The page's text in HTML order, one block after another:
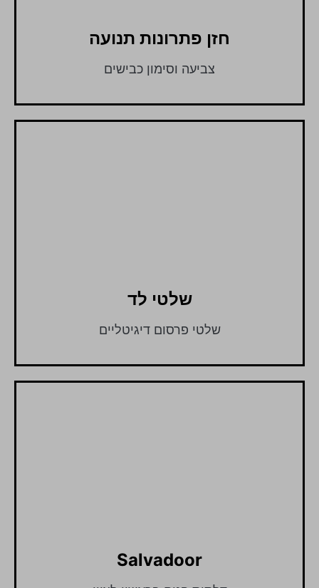
חזן פתרונות תנועה
צביעה וסימון כבישים
שלטי לד
שלטי פרסום דיגיטליים
Salvadoor